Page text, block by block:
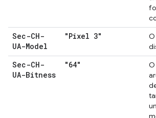
Sec-CH-
UA-Model
"Pixel 3"
Sec-CH-
UA-Bitness
"64"
O